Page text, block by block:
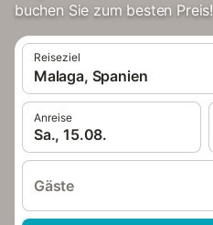
buchen Sie zum besten Preis!
Reiseziel
Malaga, Spanien
Anreise
Sa., 15.08.
Gäste